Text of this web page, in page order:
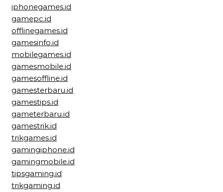
iphonegames.id
gamepc.id
offlinegames.id
gamesinfo.id
mobilegames.id
gamesmobile.id
gamesoffline.id
gamesterbaru.id
gamestips.id
gameterbaru.id
gamestrik.id
trikgames.id
gamingiphone.id
gamingmobile.id
tipsgaming.id
trikgaming.id